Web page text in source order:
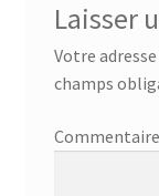
Laisser
Votre
champs
Commentaire